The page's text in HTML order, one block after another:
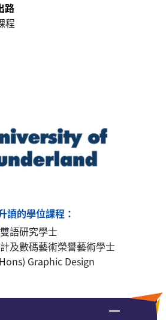
路
程
讀的學位課程：
語研究學士
及數碼藝術榮譽藝術學士
Graphic Design